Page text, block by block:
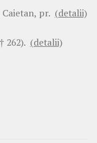
pr. (detalii)
262). (detalii)